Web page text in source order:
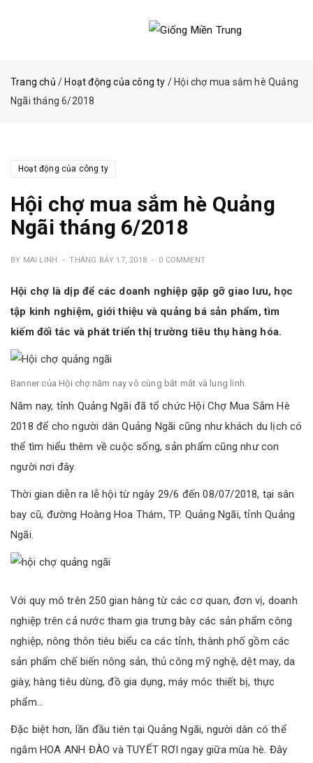
Trang chủ / Hoạt động của công ty / Hội chợ mua sắm hè Quảng
Ngãi tháng 6/2018
Hoạt động của công ty
Hội chợ mua sắm hè Quảng
Ngãi tháng 6/2018
BY MAI LINH THÁNG BẢY 17, 2018 0 COMMENT
Hội chợ là dịp để các doanh nghiệp gặp gỡ giao lưu, học
tập kinh nghiệm, giới thiệu và quảng bá sản phẩm, tìm
kiếm đối tác và phát triển thị trường tiêu thụ hàng hóa.
Banner của Hội chợ năm nay vô cùng bắt mắt và lung linh.
Năm nay, tỉnh Quảng Ngãi đã tổ chức Hội Chợ Mua Sắm Hè
2018 để cho người dân Quảng Ngãi cũng như khách du lịch có
thể tìm hiểu thêm về cuộc sống, sản phẩm cũng như con
người nơi đây.
Thời gian diễn ra lễ hội từ ngày 29/6 đến 08/07/2018, tại sân
bay cũ, đường Hoàng Hoa Thám, TP. Quảng Ngãi, tỉnh Quảng
Ngãi.
Với quy mô trên 250 gian hàng từ các cơ quan, đơn vị, doanh
nghiệp trên cả nước tham gia trưng bày các sản phẩm công
nghiệp, nông thôn tiêu biểu ca các tỉnh, thành phố gồm các
sản phẩm chế biến nông sản, thủ công mỹ nghệ, dệt may, da
giày, hàng tiêu dùng, đồ gia dụng, máy móc thiết bị, thực
phẩm…
Đặc biệt hơn, lần đầu tiên tại Quảng Ngãi, người dân có thể
ngắm HOA ANH ĐÀO và TUYẾT RƠI ngay giữa mùa hè. Đây